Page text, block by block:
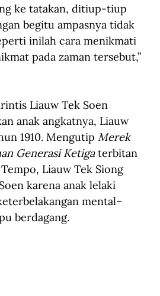
ke tatakan, ditiup-tiup
begitu ampasnya tidak
inilah cara menikmati
pada zaman tersebut,”
Liauw Tek Soen
anak angkatnya, Liauw
1910. Mengutip Merek
Generasi Ketiga terbitan
Liauw Tek Siong
karena anak lelaki
mental–
berdagang.